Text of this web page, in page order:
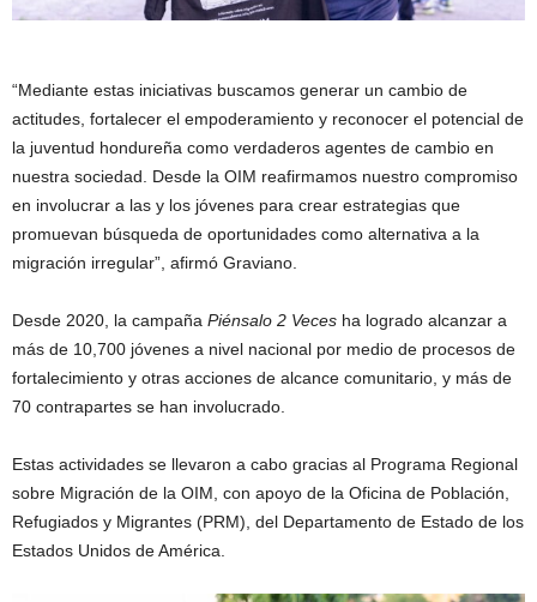
“Mediante estas iniciativas buscamos generar un cambio de
actitudes, fortalecer el empoderamiento y reconocer el potencial de
la juventud hondureña como verdaderos agentes de cambio en
nuestra sociedad. Desde la OIM reafirmamos nuestro compromiso
en involucrar a las y los jóvenes para crear estrategias que
promuevan búsqueda de oportunidades como alternativa a la
migración irregular”, afirmó Graviano.
Desde 2020, la campaña Piénsalo 2 Veces ha logrado alcanzar a
más de 10,700 jóvenes a nivel nacional por medio de procesos de
fortalecimiento y otras acciones de alcance comunitario, y más de
70 contrapartes se han involucrado.
Estas actividades se llevaron a cabo gracias al Programa Regional
sobre Migración de la OIM, con apoyo de la Oficina de Población,
Refugiados y Migrantes (PRM), del Departamento de Estado de los
Estados Unidos de América.